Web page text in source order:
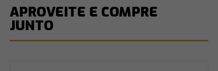
APROVEITE E COMPRE
JUNTO